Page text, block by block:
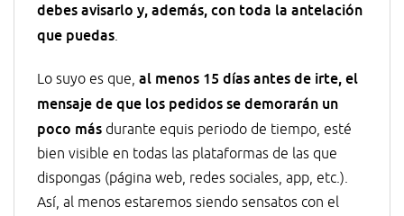
debes avisarlo y, además, con toda la antelación
que puedas.
Lo suyo es que, al menos 15 días antes de irte, el
mensaje de que los pedidos se demorarán un
poco más durante equis periodo de tiempo, esté
bien visible en todas las plataformas de las que
dispongas (página web, redes sociales, app, etc.).
Así, al menos estaremos siendo sensatos con el